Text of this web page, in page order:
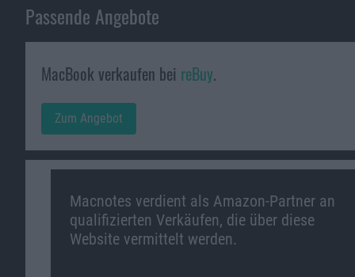
Passende Angebote
MacBook verkaufen bei reBuy.
Zum Angebot
Macnotes verdient als Amazon-Partner an
qualifizierten Verkäufen, die über diese
Website vermittelt werden.